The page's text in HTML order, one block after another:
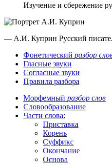
Изучение и сбережение
— А.И. Куприн Русский
Фонетический разбор
Гласные звуки
Согласные звуки
Правила разбора
Морфемный разбор слов
Словообразование
Части слова:
Приставка
Корень
Суффикс
Окончание
Основа